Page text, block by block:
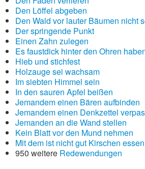
Den Löffel abgeben
Den Wald vor lauter Bäumen nicht
Der springende Punkt
Einen Zahn zulegen
Es faustdick hinter den Ohren
Hieb und stichfest
Holzauge sei wachsam
Im siebten Himmel sein
In den sauren Apfel beißen
Jemandem einen Bären aufbinden
Jemandem einen Denkzettel
Jemanden an die Wand stellen
Kein Blatt vor den Mund nehmen
Mit dem ist nicht gut Kirschen essen
950 weitere Redewendungen